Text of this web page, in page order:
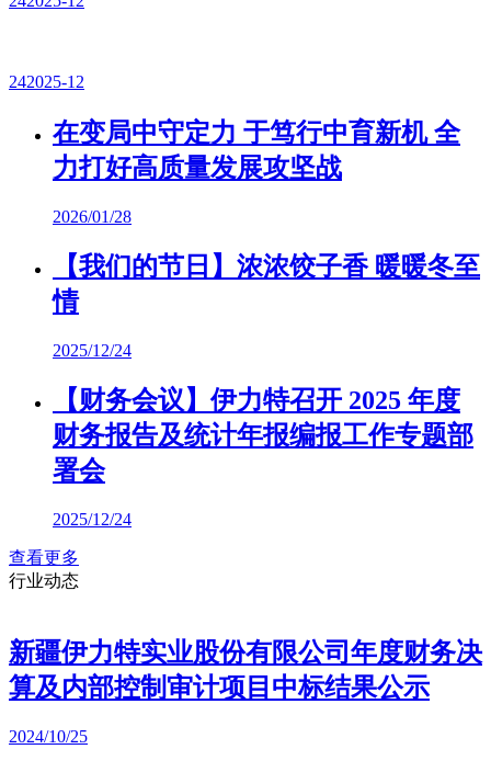
242025-12
在变局中守定力 于笃行中育新机 全
力打好高质量发展攻坚战
2026/01/28
【我们的节日】浓浓饺子香 暖暖冬至
情
2025/12/24
【财务会议】伊力特召开 2025 年度
财务报告及统计年报编报工作专题部
署会
2025/12/24
查看更多
行业动态
新疆伊力特实业股份有限公司年度财务决
算及内部控制审计项目中标结果公示
2024/10/25